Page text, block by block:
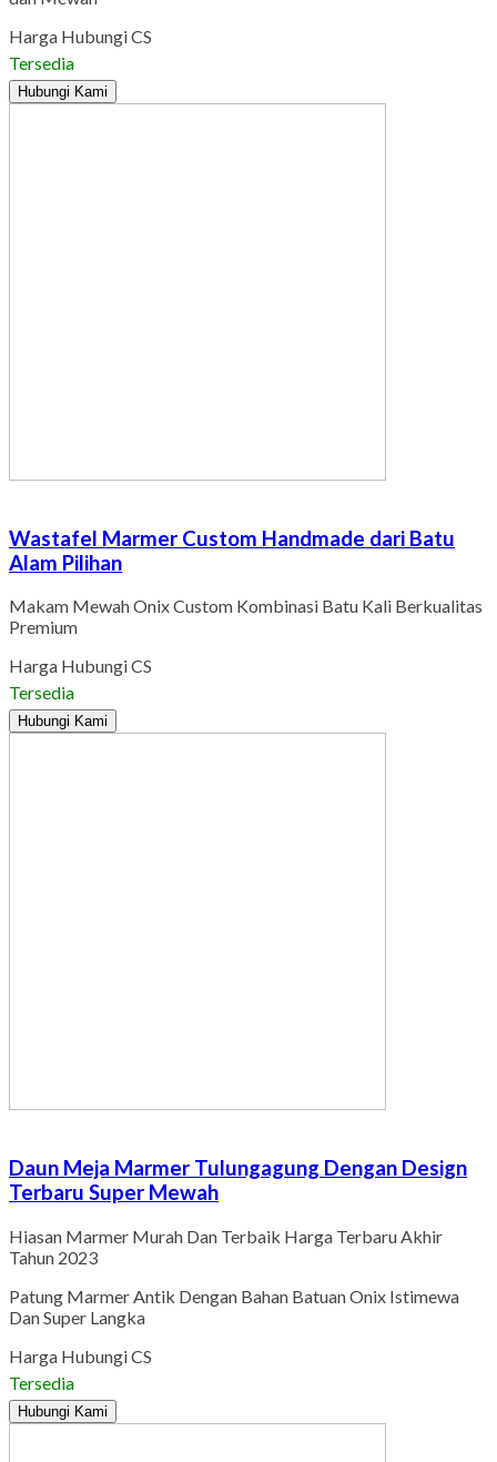
Harga Hubungi CS
Tersedia
Hubungi Kami
Wastafel Marmer Custom Handmade dari Batu
Alam Pilihan
Makam Mewah Onix Custom Kombinasi Batu Kali Berkualitas
Premium
Harga Hubungi CS
Tersedia
Hubungi Kami
Daun Meja Marmer Tulungagung Dengan Design
Terbaru Super Mewah
Hiasan Marmer Murah Dan Terbaik Harga Terbaru Akhir
Tahun 2023
Patung Marmer Antik Dengan Bahan Batuan Onix Istimewa
Dan Super Langka
Harga Hubungi CS
Tersedia
Hubungi Kami